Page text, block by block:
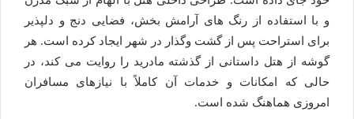
و با استفاده از رنگ های آرامش بخش، فضایی دنج و دلپذیر
برای استراحت پس از گشت وگذار در شهر ایجاد کرده است. هر
گوشه از هتل داستانی از گذشته مادرید را روایت می کند، در
حالی که امکانات و خدمات آن کاملاً با نیازهای مسافران
امروزی هماهنگ شده است.